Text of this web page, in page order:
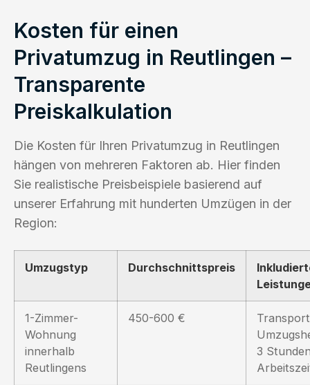
Kosten für einen
Privatumzug in Reutlingen –
Transparente
Preiskalkulation
Die Kosten für Ihren Privatumzug in Reutlingen
hängen von mehreren Faktoren ab. Hier finden
Sie realistische Preisbeispiele basierend auf
unserer Erfahrung mit hunderten Umzügen in der
Region:
Umzugstyp Durchschnittspreis
1-Zimmer-
Wohnung
innerhalb
Reutlingens
450-600 €
3